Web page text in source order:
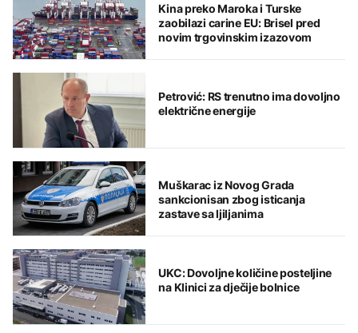
Kina preko Maroka i Turske
zaobilazi carine EU: Brisel pred
novim trgovinskim izazovom
Petrović: RS trenutno ima dovoljno
električne energije
Muškarac iz Novog Grada
sankcionisan zbog isticanja
zastave sa ljiljanima
UKC: Dovoljne količine posteljine
na Klinici za dječije bolnice